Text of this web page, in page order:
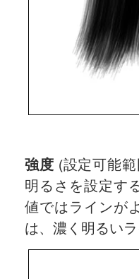
強度 (設定可能
明るさを設定す
値ではラインが
は、濃く明るい